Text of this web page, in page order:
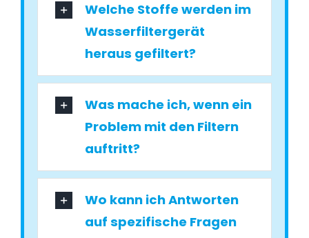
Welche Stoffe werden im
Wasserfiltergerät
heraus gefiltert?
Was mache ich, wenn ein
Problem mit den Filtern
auftritt?
Wo kann ich Antworten
auf spezifische Fragen